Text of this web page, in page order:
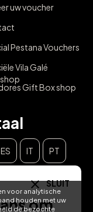
voor analytische
houden met uw
de bezochte
uw voucher
Pestana Vouchers
Vila Galé
Gift Box shop
ES IT PT
FR NL SLUIT
om